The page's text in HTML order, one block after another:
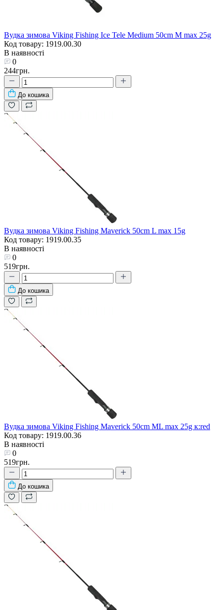
Вудка зимова Viking Fishing Ice Tele Medium 50сm M max 25g
Код товару: 1919.00.30
В наявності
0
244грн.
До кошика
Вудка зимова Viking Fishing Maverick 50cm L max 15g
Код товару: 1919.00.35
В наявності
0
519грн.
До кошика
Вудка зимова Viking Fishing Maverick 50cm ML max 25g к:red
Код товару: 1919.00.36
В наявності
0
519грн.
До кошика